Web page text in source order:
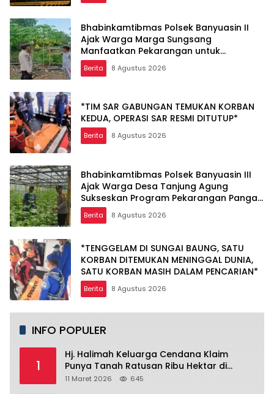
Bhabinkamtibmas Polsek Banyuasin II
Ajak Warga Marga Sungsang
Manfaatkan Pekarangan untuk
Ketahanan Pangan
Berita 8 Agustus 2026
*TIM SAR GABUNGAN TEMUKAN KORBAN
KEDUA, OPERASI SAR RESMI DITUTUP*
Berita 8 Agustus 2026
Bhabinkamtibmas Polsek Banyuasin III
Ajak Warga Desa Tanjung Agung
Sukseskan Program Pekarangan Pangan
Bergizi
Berita 8 Agustus 2026
*TENGGELAM DI SUNGAI BAUNG, SATU
KORBAN DITEMUKAN MENINGGAL DUNIA,
SATU KORBAN MASIH DALAM PENCARIAN*
Berita 8 Agustus 2026
INFO POPULER
1
Hj. Halimah Keluarga Cendana Klaim
Punya Tanah Ratusan Ribu Hektar di
Banyuwangi.
11 Maret 2026 645